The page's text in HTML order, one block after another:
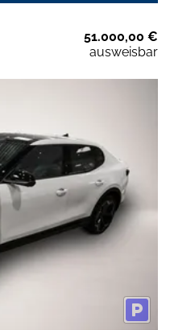
51.000,00 €
ausweisbar